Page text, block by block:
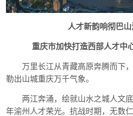
人才新韵响彻巴山
重庆市加快打造西部人才中
万里长江从青藏高原奔腾而下
勒出山城重庆万千气象。
两江奔涌，绘就山水之城人文
年渝州人才荣光。抗战时期，无数